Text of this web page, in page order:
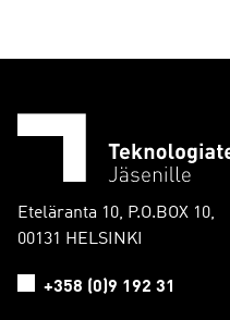
Eteläranta 10, P.O.BOX 10,
00131 HELSINKI
+358 (0)9 192 31